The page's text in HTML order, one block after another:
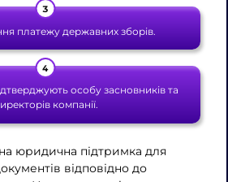
платежу державних зборів.
особу засновників та
компанії.
юридична підтримка для
відповідно до